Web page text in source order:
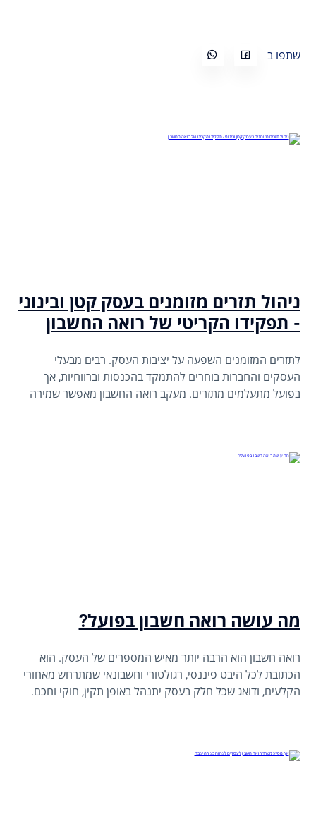
שתפו ב
ניהול תזרים מזומנים בעסק קטן ובינוני
- תפקידו הקריטי של רואה החשבון
לתזרים המזומנים השפעה על יציבות העסק. רבים מבעלי
העסקים והחברות בוחרים להתמקד בהכנסות וברווחיות, אך
בפועל מתעלמים מתזרים. מעקב רואה החשבון מאפשר שמירה
מה עושה רואה חשבון בפועל?
רואה חשבון הוא הרבה יותר מאיש המספרים של העסק. הוא
הכתובת לכל היבט פיננסי, רגולטורי וחשבונאי שמתרחש מאחורי
הקלעים, ודואג שכל חלק בעסק יתנהל באופן תקין, חוקי וחכם.